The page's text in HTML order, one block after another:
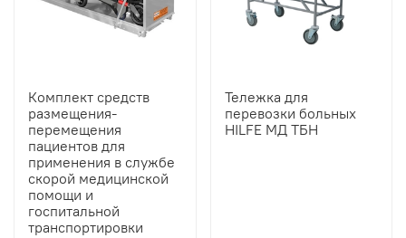
Комплект средств
размещения-
перемещения
пациентов для
применения в службе
скорой медицинской
помощи и
госпитальной
транспортировки
Тележка для
перевозки больных
HILFE МД ТБН